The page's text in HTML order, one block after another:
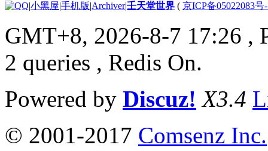
|小黑屋|手机版|Archiver|壬天堂世界 ( 京ICP备05022083号
GMT+8, 2026-8-7 17:26 ,
2 queries , Redis On.
Powered by Discuz! X3.4
© 2001-2017 Comsenz Inc.